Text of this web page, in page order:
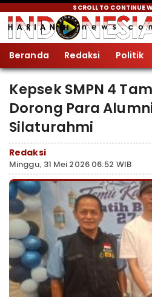
SCROLL TO CONTINUE
Beranda Redaksi Politik
Kepsek SMPN 4
Dorong Para
Silaturahmi
Redaksi
Minggu, 31 Mei 2026 06:52 WIB